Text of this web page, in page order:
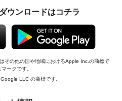
ウンロードはコチラ
その他の国や地域におけるApple Inc.の商標で
ークです。
LLC の商標です。